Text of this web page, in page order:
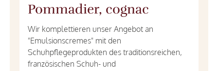
Pommadier, cognac
Wir komplettieren unser Angebot an
"Emulsionscremes" mit den
Schuhpflegeprodukten des traditionsreichen,
französischen Schuh- und